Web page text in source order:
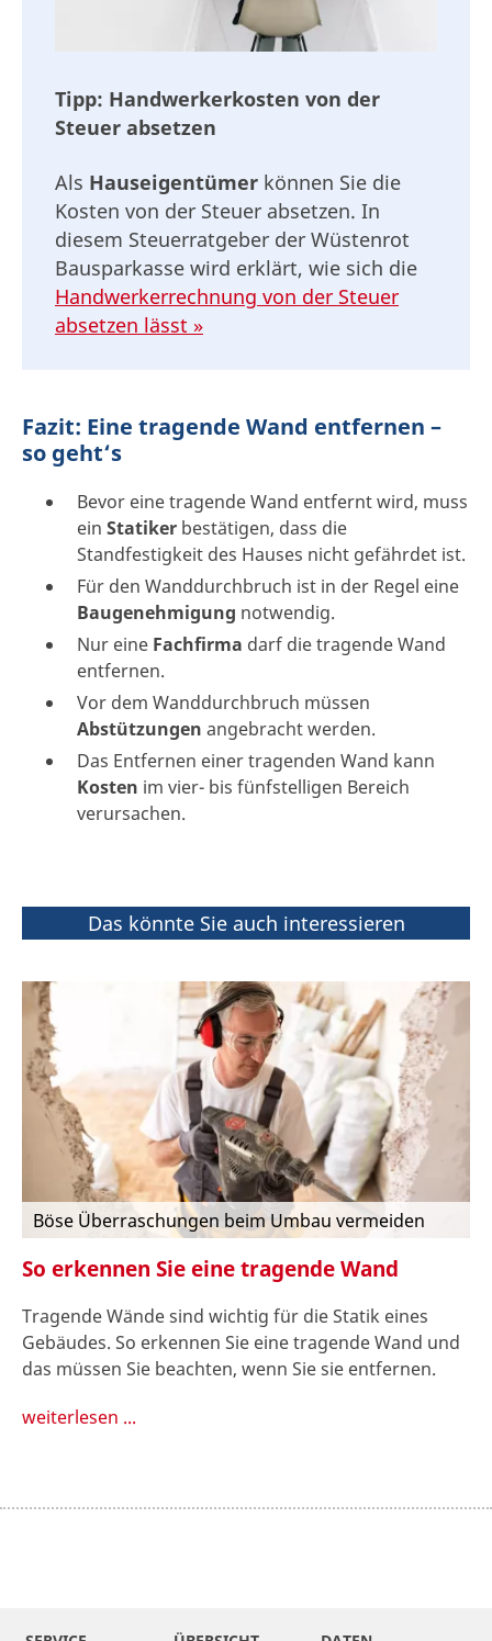
Tipp: Handwerkerkosten von der
Steuer absetzen
Als Hauseigentümer können Sie die
Kosten von der Steuer absetzen. In
diesem Steuerratgeber der Wüstenrot
Bausparkasse wird erklärt, wie sich die
Handwerkerrechnung von der Steuer
absetzen lässt »
Fazit: Eine tragende Wand entfernen –
so geht‘s
Bevor eine tragende Wand entfernt wird, muss
ein Statiker bestätigen, dass die
Standfestigkeit des Hauses nicht gefährdet ist.
Für den Wanddurchbruch ist in der Regel eine
Baugenehmigung notwendig.
Nur eine Fachfirma darf die tragende Wand
entfernen.
Vor dem Wanddurchbruch müssen
Abstützungen angebracht werden.
Das Entfernen einer tragenden Wand kann
Kosten im vier- bis fünfstelligen Bereich
verursachen.
Das könnte Sie auch interessieren
Böse Überraschungen beim Umbau vermeiden
So erkennen Sie eine tragende Wand
Tragende Wände sind wichtig für die Statik eines
Gebäudes. So erkennen Sie eine tragende Wand und
das müssen Sie beachten, wenn Sie sie entfernen.
weiterlesen ...